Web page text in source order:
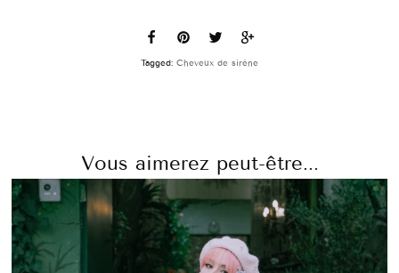
Tagged: Cheveux de sirène
Vous aimerez peut-être...